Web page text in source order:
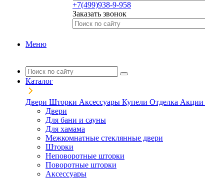
+7(499)938-9-958
Заказать звонок
Меню
Каталог
Двери Шторки Аксессуары Купели Отделка Акции
Двери
Для бани и сауны
Для хамама
Межкомнатные стеклянные двери
Шторки
Неповоротные шторки
Поворотные шторки
Аксессуары